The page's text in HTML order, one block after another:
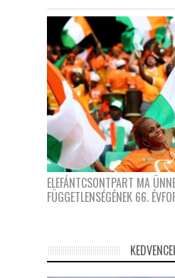
ELEFÁNTCSONTPART MA
FÜGGETLENSÉGÉNEK 66.